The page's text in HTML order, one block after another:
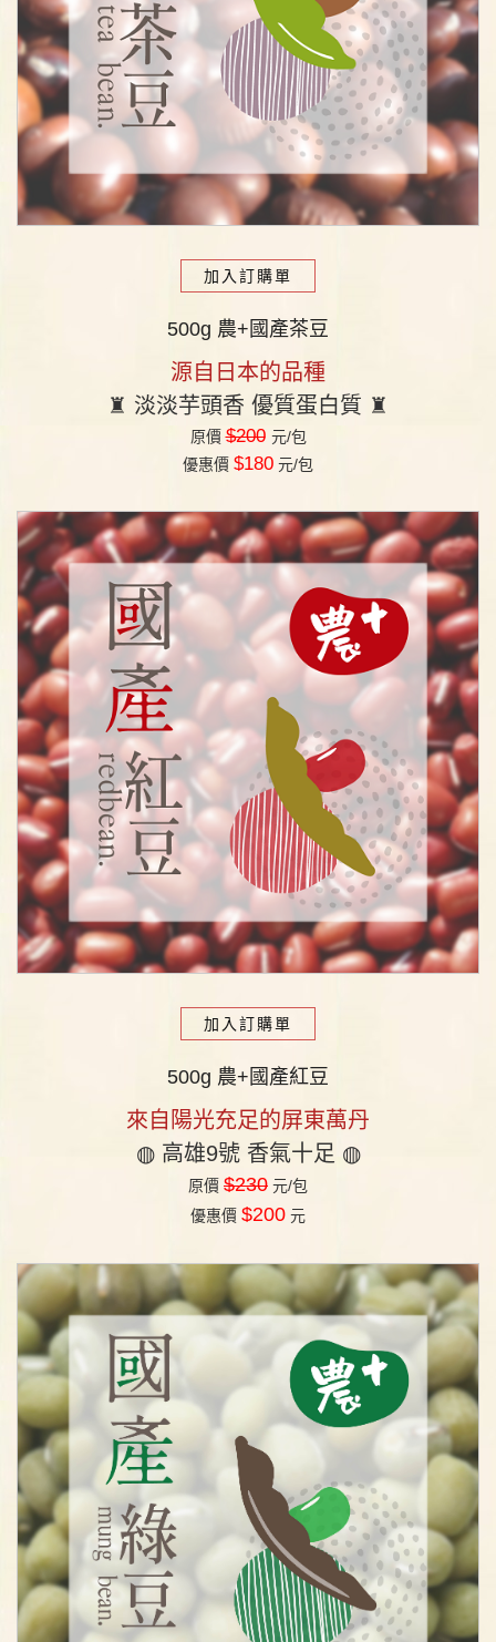
加入訂購單
500g 農+國產茶豆
源自日本的品種
♜ 淡淡芋頭香 優質蛋白質 ♜
原價$200 元/包
優惠價 $180 元/包
加入訂購單
500g 農+國產紅豆
來自陽光充足的屏東萬丹
◍ 高雄9號 香氣十足 ◍
原價 $230 元/包
優惠價 $200 元